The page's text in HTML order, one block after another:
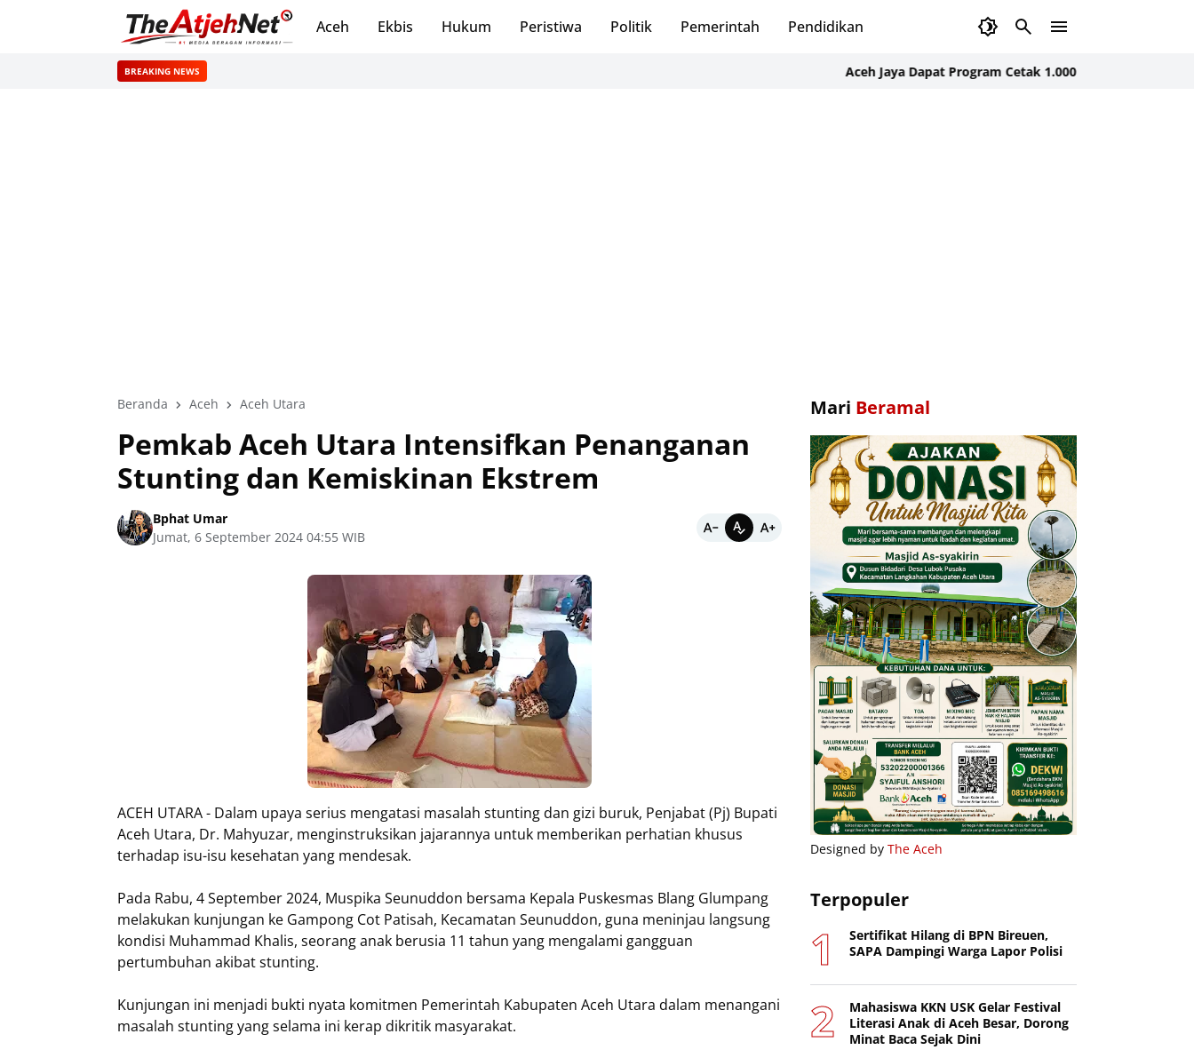
Aceh Ekbis Hukum Peristiwa Politik Pemerintah Pendidikan
BREAKING NEWS Aceh Jaya Dapat Program Cetak 1.000 Hektare Sawah Baru,
Beranda Aceh Aceh Utara
Pemkab Aceh Utara Intensifkan Penanganan
Stunting dan Kemiskinan Ekstrem
Bphat Umar
Jumat, 6 September 2024 04:55 WIB
ACEH UTARA - Dalam upaya serius mengatasi masalah stunting dan gizi buruk, Penjabat (Pj) Bupati
Aceh Utara, Dr. Mahyuzar, menginstruksikan jajarannya untuk memberikan perhatian khusus
terhadap isu-isu kesehatan yang mendesak.
Pada Rabu, 4 September 2024, Muspika Seunuddon bersama Kepala Puskesmas Blang Glumpang
melakukan kunjungan ke Gampong Cot Patisah, Kecamatan Seunuddon, guna meninjau langsung
kondisi Muhammad Khalis, seorang anak berusia 11 tahun yang mengalami gangguan
pertumbuhan akibat stunting.
Kunjungan ini menjadi bukti nyata komitmen Pemerintah Kabupaten Aceh Utara dalam menangani
masalah stunting yang selama ini kerap dikritik masyarakat.
Mari Beramal
Designed by The Aceh
Terpopuler
Sertifikat Hilang di BPN Bireuen,
SAPA Dampingi Warga Lapor Polisi
Mahasiswa KKN USK Gelar Festival
Literasi Anak di Aceh Besar, Dorong
Minat Baca Sejak Dini